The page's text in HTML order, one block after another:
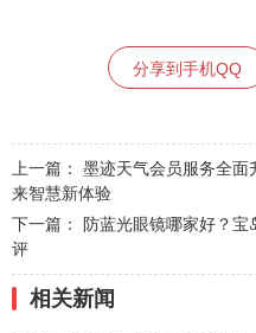
分享到手机QQ
上一篇： 墨迹天气会员服务全面
来智慧新体验
下一篇： 防蓝光眼镜哪家好？宝
评
相关新闻